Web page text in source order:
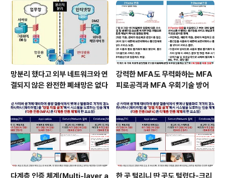
망분리 했다고 외부 네트워크와 연
결되지 않은 완전한 폐쇄망은 없다
강력한 MFA도 무력화하는 MFA
피로공격과 MFA 우회기술 방어